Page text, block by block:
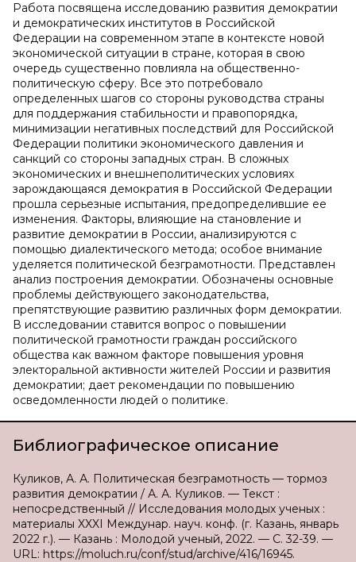
Работа посвящена исследованию развития демократии
и демократических институтов в Российской
Федерации на современном этапе в контексте новой
экономической ситуации в стране, которая в свою
очередь существенно повлияла на общественно-
политическую сферу. Все это потребовало
определенных шагов со стороны руководства страны
для поддержания стабильности и правопорядка,
минимизации негативных последствий для Российской
Федерации политики экономического давления и
санкций со стороны западных стран. В сложных
экономических и внешнеполитических условиях
зарождающаяся демократия в Российской Федерации
прошла серьезные испытания, предопределившие ее
изменения. Факторы, влияющие на становление и
развитие демократии в России, анализируются с
помощью диалектического метода; особое внимание
уделяется политической безграмотности. Представлен
анализ построения демократии. Обозначены основные
проблемы действующего законодательства,
препятствующие развитию различных форм демократии.
В исследовании ставится вопрос о повышении
политической грамотности граждан российского
общества как важном факторе повышения уровня
электоральной активности жителей России и развития
демократии; дает рекомендации по повышению
осведомленности людей о политике.
Библиографическое описание
Куликов, А. А. Политическая безграмотность — тормоз
развития демократии / А. А. Куликов. — Текст :
непосредственный // Исследования молодых ученых :
материалы XXXI Междунар. науч. конф. (г. Казань, январь
2022 г.). — Казань : Молодой ученый, 2022. — С. 32-39. —
URL: https://moluch.ru/conf/stud/archive/416/16945.